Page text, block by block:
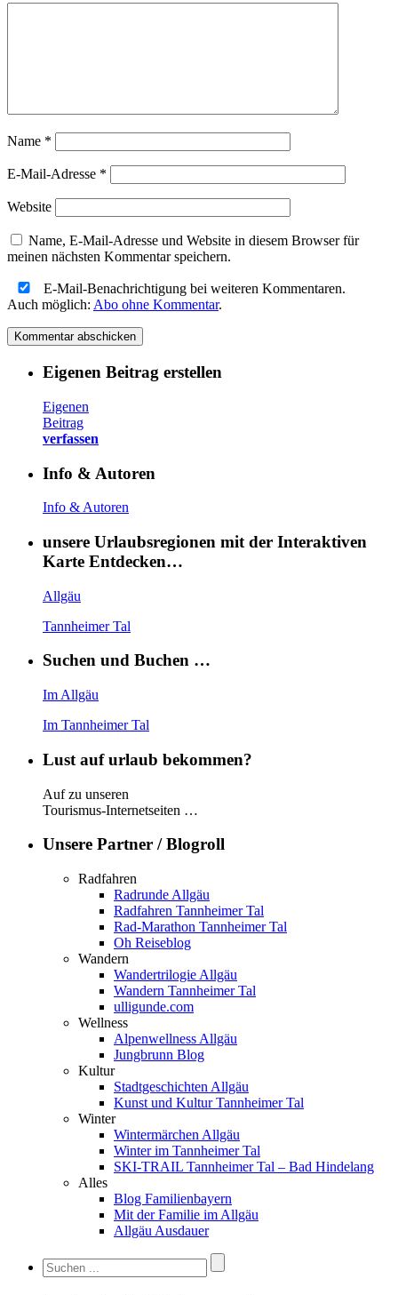
Name *
E-Mail-Adresse *
Website
Name, E-Mail-Adresse und Website in diesem Browser für
meinen nächsten Kommentar speichern.
E-Mail-Benachrichtigung bei weiteren Kommentaren.
Auch möglich: Abo ohne Kommentar.
Eigenen Beitrag erstellen
Eigenen
Beitrag
verfassen
Info & Autoren
Info & Autoren
unsere Urlaubsregionen mit der Interaktiven
Karte Entdecken…
Allgäu
Tannheimer Tal
Suchen und Buchen …
Im Allgäu
Im Tannheimer Tal
Lust auf urlaub bekommen?
Auf zu unseren
Tourismus-Internetseiten …
Unsere Partner / Blogroll
Radfahren
Radrunde Allgäu
Radfahren Tannheimer Tal
Rad-Marathon Tannheimer Tal
Oh Reiseblog
Wandern
Wandertrilogie Allgäu
Wandern Tannheimer Tal
ulligunde.com
Wellness
Alpenwellness Allgäu
Jungbrunn Blog
Kultur
Stadtgeschichten Allgäu
Kunst und Kultur Tannheimer Tal
Winter
Wintermärchen Allgäu
Winter im Tannheimer Tal
SKI-TRAIL Tannheimer Tal – Bad Hindelang
Alles
Blog Familienbayern
Mit der Familie im Allgäu
Allgäu Ausdauer